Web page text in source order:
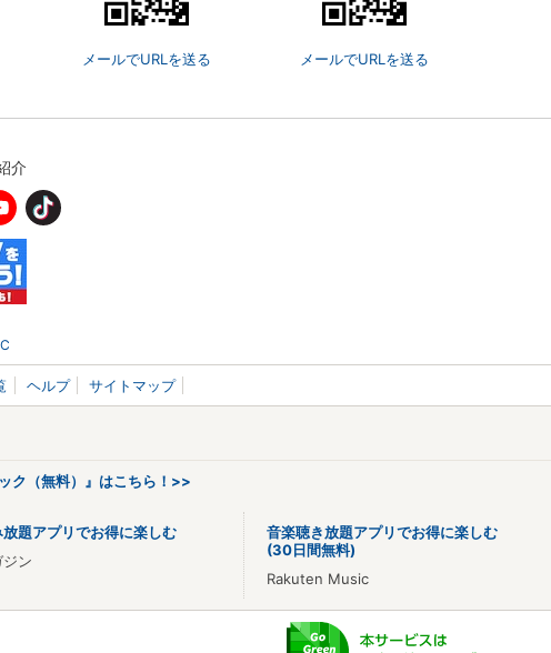
メールでURLを送る
メールでURLを送る
介
ヘルプ サイトマップ
ク（無料）』はこちら！>>
題アプリでお得に楽しむ
ン
音楽聴き放題アプリでお得に楽しむ
(30日間無料)
Rakuten Music